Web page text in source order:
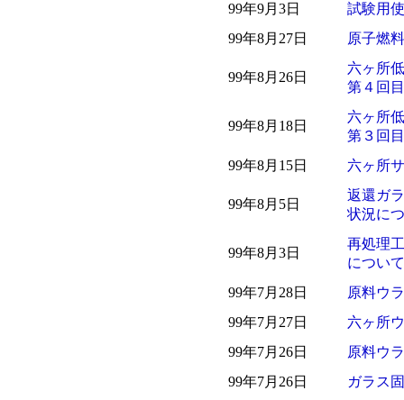
99年9月3日
試験用
99年8月27日
原子燃
99年8月26日
六ヶ所
第４回
99年8月18日
六ヶ所
第３回
99年8月15日
六ヶ所
99年8月5日
返還ガ
状況に
99年8月3日
再処理
について
99年7月28日
原料ウ
99年7月27日
六ヶ所
99年7月26日
原料ウ
99年7月26日
ガラス